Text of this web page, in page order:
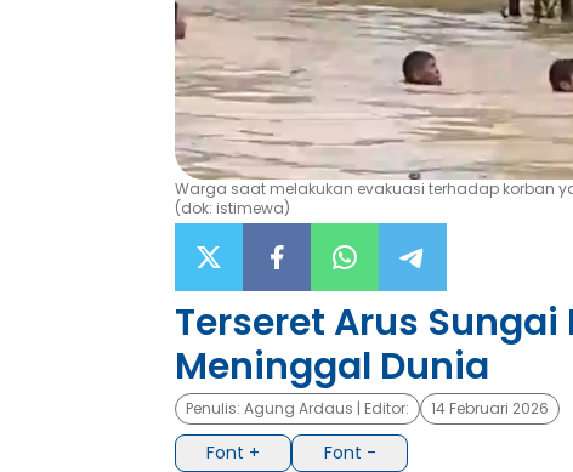
Warga saat melakukan evakuasi terhadap korban
(dok: istimewa)
Terseret Arus
Meninggal Dunia
Penulis: Agung Ardaus | Editor: 14 Februari 2026
Font + Font -